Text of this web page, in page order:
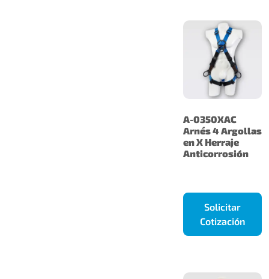
A-0350XAC
Arnés 4 Argollas
en X Herraje
Anticorrosión
Solicitar
Cotización